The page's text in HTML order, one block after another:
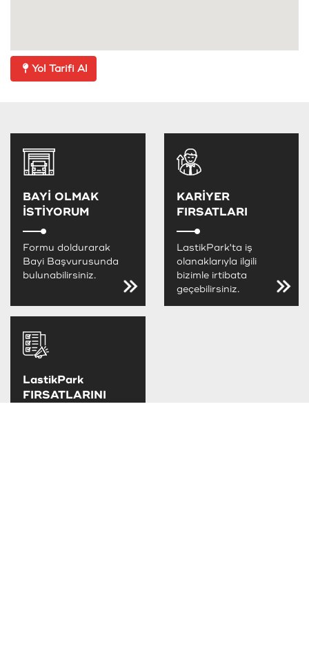
Yol Tarifi Al
BAYİ OLMAK
İSTİYORUM
Formu doldurarak
Bayi Başvurusunda
bulunabilirsiniz.
KARİYER
FIRSATLARI
LastikPark'ta iş
olanaklarıyla ilgili
bizimle irtibata
geçebilirsiniz.
LastikPark
FIRSATLARINI